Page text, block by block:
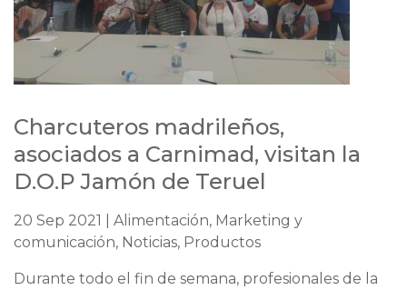
Charcuteros madrileños,
asociados a Carnimad, visitan la
D.O.P Jamón de Teruel
20 Sep 2021 | Alimentación, Marketing y
comunicación, Noticias, Productos
Durante todo el fin de semana, profesionales de la